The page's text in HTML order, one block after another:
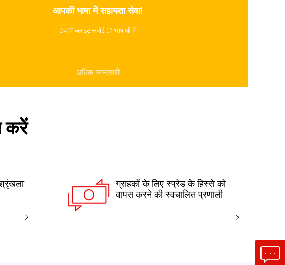
आपकी भाषा में सहायता सेवा!
24/7 क्लाइंट सपोर्ट 17 भाषाओं में
अधिक जानकारी
करें
ग्राहकों के लिए स्प्रेड के हिस्से को
वापस करने की स्वचालित प्रणाली